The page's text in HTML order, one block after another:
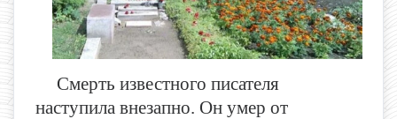
Смерть известного писателя
наступила внезапно. Он умер от